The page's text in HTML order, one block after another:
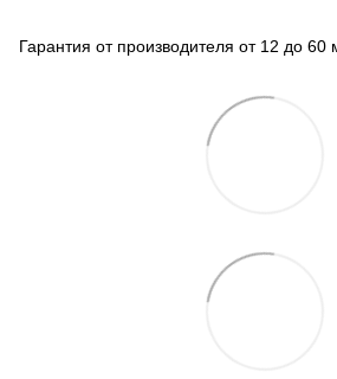
Гарантия от производителя от 12 до 60